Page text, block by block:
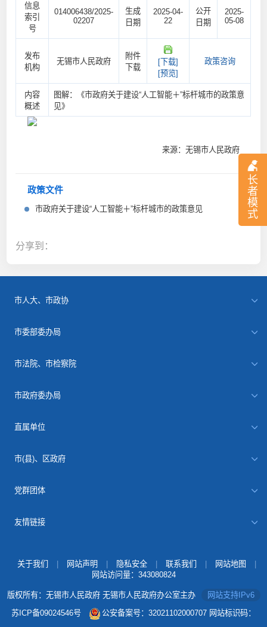
长
者
模
式
信息
索引
号
014006438/2025-
02207
生成
日期
2025-04-
22
公开
日期
2025-
05-08
发布
机构
无锡市人民政府
附件
下载
[下载]
[预览]
政策咨询
内容
概述
图解：《市政府关于建设“人工智能＋”标杆城市的政策意
见》
来源：无锡市人民政府
政策文件
市政府关于建设“人工智能＋”标杆城市的政策意见
分享到：
市人大、市政协
市委部委办局
市法院、市检察院
市政府委办局
直属单位
市(县)、区政府
党群团体
友情链接
关于我们 网站声明 隐私安全 联系我们 网站地图
网站访问量： 343080824
版权所有：无锡市人民政府 无锡市人民政府办公室主办
网站支持IPv6
苏ICP备09024546号
公安备案号：32021102000707 网站标识码：